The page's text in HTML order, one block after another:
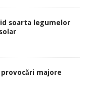
soarta legumelor
majore